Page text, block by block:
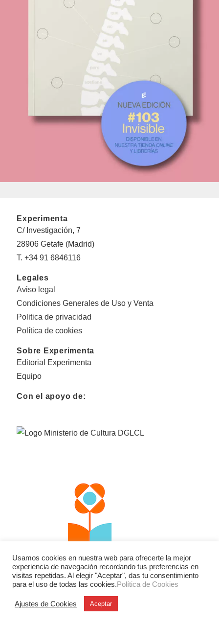
Experimenta
C/ Investigación, 7
28906 Getafe (Madrid)
T. +34 91 6846116
Legales
Aviso legal
Condiciones Generales de Uso y Venta
Politica de privacidad
Política de cookies
Sobre Experimenta
Editorial Experimenta
Equipo
Con el apoyo de:
Usamos cookies en nuestra web para ofrecerte la mejor
experiencia de navegación recordando tus preferencias en
visitas repetidas. Al elegir "Aceptar", das tu consentimiento
para el uso de todas las cookies.Política de Cookies
Ajustes de Cookies Aceptar